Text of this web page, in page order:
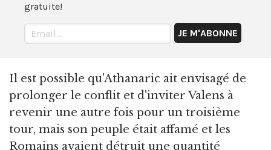
gratuite!
Il est possible qu'Athanaric ait envisagé de
prolonger le conflit et d'inviter Valens à
revenir une autre fois pour un troisième
tour, mais son peuple était affamé et les
Romains avaient détruit une quantité